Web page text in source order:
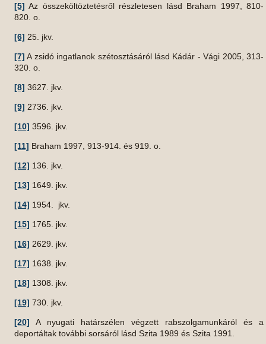
[5] Az összeköltöztetésről részletesen lásd Braham 1997, 810-
820. o.
[6] 25. jkv.
[7] A zsidó ingatlanok szétosztásáról lásd Kádár - Vági 2005, 313-
320. o.
[8] 3627. jkv.
[9] 2736. jkv.
[10] 3596. jkv.
[11] Braham 1997, 913-914. és 919. o.
[12] 136. jkv.
[13] 1649. jkv.
[14] 1954. jkv.
[15] 1765. jkv.
[16] 2629. jkv.
[17] 1638. jkv.
[18] 1308. jkv.
[19] 730. jkv.
[20] A nyugati határszélen végzett rabszolgamunkáról és a
deportáltak további sorsáról lásd Szita 1989 és Szita 1991.